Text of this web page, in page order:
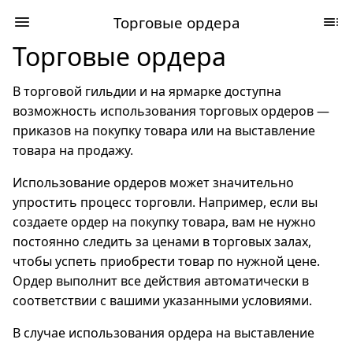
Торговые ордера
Торговые ордера
В торговой гильдии и на ярмарке доступна
возможность использования торговых ордеров —
приказов на покупку товара или на выставление
товара на продажу.
Использование ордеров может значительно
упростить процесс торговли. Например, если вы
создаете ордер на покупку товара, вам не нужно
постоянно следить за ценами в торговых залах,
чтобы успеть приобрести товар по нужной цене.
Ордер выполнит все действия автоматически в
соответствии с вашими указанными условиями.
В случае использования ордера на выставление